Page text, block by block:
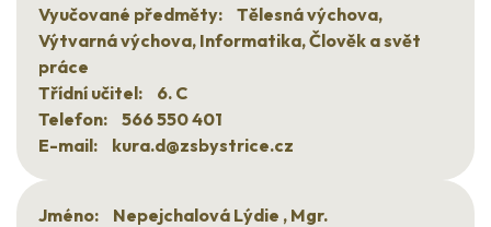
Vyučované předměty:
Tělesná výchova,
Výtvarná výchova, Informatika, Člověk a svět
práce
Třídní učitel:
6. C
Telefon:
566 550 401
E-mail:
kura.d@zsbystrice.cz
Jméno:
Nepejchalová Lýdie , Mgr.